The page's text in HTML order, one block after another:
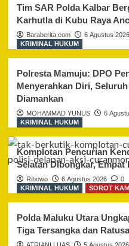
Tim SAR Polda Kalbar
Karhutla di Kubu Raya
Baraberita.com 6 Agustus 2026
KRIMINAL HUKUM
Polresta Mamuju: DPO
Menyerahkan Diri,
Diamankan
MOHAMMAD YUNUS 6
KRIMINAL HUKUM
Komplotan Pencurian
Selatan Dibongkar, Empat
Ribowo 6 Agustus 2026
0
KRIMINAL HUKUM
SOROT
Polda Maluku Utara
Tiga Tersangka dan